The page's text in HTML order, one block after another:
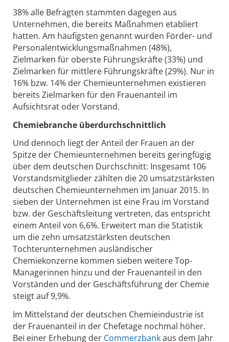
38% alle Befragten stammten dagegen aus
Unternehmen, die bereits Maßnahmen etabliert
hatten. Am häufigsten genannt wurden Förder- und
Personalentwicklungsmaßnahmen (48%),
Zielmarken für oberste Führungskräfte (33%) und
Zielmarken für mittlere Führungskräfte (29%). Nur in
16% bzw. 14% der Chemieunternehmen existieren
bereits Zielmarken für den Frauenanteil im
Aufsichtsrat oder Vorstand.
Chemiebranche überdurchschnittlich
Und dennoch liegt der Anteil der Frauen an der
Spitze der Chemieunternehmen bereits geringfügig
über dem deutschen Durchschnitt: Insgesamt 106
Vorstandsmitglieder zählten die 20 umsatzstärksten
deutschen Chemieunternehmen im Januar 2015. In
sieben der Unternehmen ist eine Frau im Vorstand
bzw. der Geschäftsleitung vertreten, das entspricht
einem Anteil von 6,6%. Erweitert man die Statistik
um die zehn umsatzstärksten deutschen
Tochterunternehmen ausländischer
Chemiekonzerne kommen sieben weitere Top-
Managerinnen hinzu und der Frauenanteil in den
Vorständen und der Geschäftsführung der Chemie
steigt auf 9,9%.
Im Mittelstand der deutschen Chemieindustrie ist
der Frauenanteil in der Chefetage nochmal höher.
Bei einer Erhebung der Commerzbankaus dem Jahr